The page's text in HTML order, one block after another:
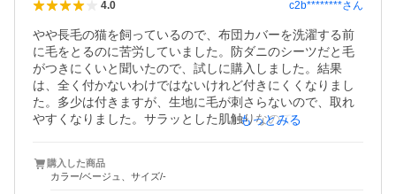
4.0 c2b********さん
やや長毛の猫を飼っているので、布団カバーを洗濯する前
に毛をとるのに苦労していました。防ダニのシーツだと毛
がつきにくいと聞いたので、試しに購入しました。結果
は、全く付かないわけではないけれど付きにくくなりまし
た。多少は付きますが、生地に毛が刺さらないので、取れ
やすくなりました。サラッとした肌触りなので、寝心地も
す。濃い色より薄い色の方がシワになりやすいように思い
ます。ベージュはかなりシワが目立ちました。縫製もやや
もっとみる
購入した商品
カラー/ベージュ、サイズ/-